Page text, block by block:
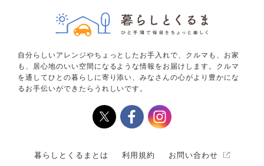
自分らしいアレンジやちょっとしたお手入れで、クルマも、お家
も、居心地のいい空間になるような情報をお届けします。クルマ
を通してひとの暮らしに寄り添い、みなさんの心がより豊かにな
るお手伝いができたらうれしいです。
暮らしとくるまとは 利用規約 お問い合わせ